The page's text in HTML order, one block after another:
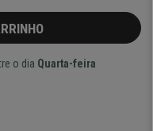
o dia Quarta-feira